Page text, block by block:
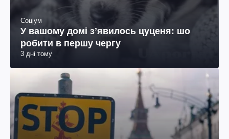
Соціум
У вашому домі зʼявилось цуценя: шо
робити в першу чергу
3 дні тому